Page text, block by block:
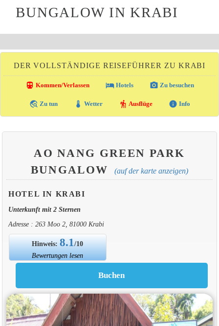
BUNGALOW IN KRABI
DER VOLLSTÄNDIGE REISEFÜHRER ZU KRABI
directions_transit Kommen/Verlassen local_hotelHotels photo_camera Zu besuchen
travel_explore Zu tun thermostat Wetter hiking Ausflüge info Info
AO NANG GREEN PARK
BUNGALOW
(auf der karte anzeigen)
HOTEL IN KRABI
Unterkunft mit 2 Sternen
Adresse : 263 Moo 2, 81000 Krabi
Hinweis:8.1/10
Bewertungen lesen